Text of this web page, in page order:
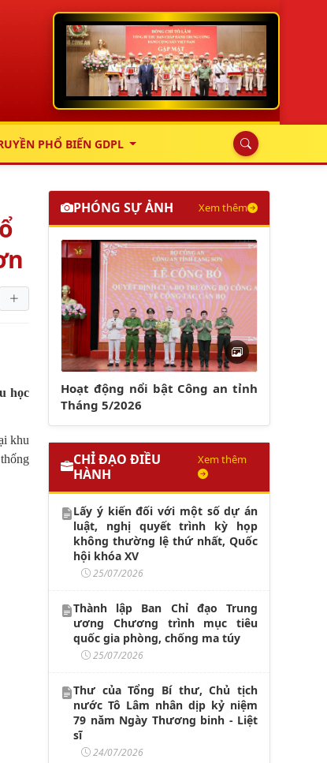
PHỔ BIẾN GDPL
học
khu
PHÓNG SỰ ẢNH Xem thêm
Hoạt động nổi bật Công an tỉnh
Tháng 5/2026
CHỈ ĐẠO ĐIỀU
HÀNH
Xem thêm
Lấy ý kiến đối với một số dự án
luật, nghị quyết trình kỳ họp
không thường lệ thứ nhất, Quốc
hội khóa XV
25/07/2026
Thành lập Ban Chỉ đạo Trung
ương Chương trình mục tiêu
quốc gia phòng, chống ma túy
25/07/2026
Thư của Tổng Bí thư, Chủ tịch
nước Tô Lâm nhân dịp kỷ niệm
79 năm Ngày Thương binh - Liệt
sĩ
24/07/2026